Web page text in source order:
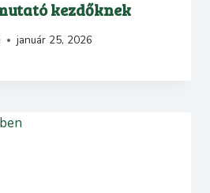
kezdőknek
január 25, 2026